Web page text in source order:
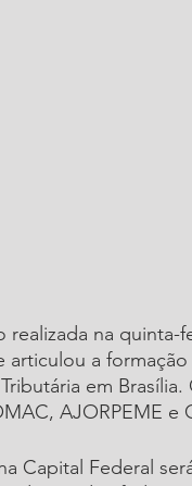
realizada na quinta-
articulou a
em
AJORPEME e
Capital Federal